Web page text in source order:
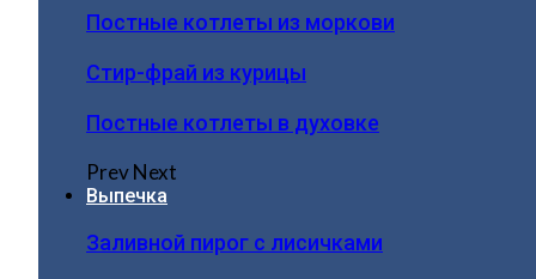
Постные котлеты из моркови
Стир-фрай из курицы
Постные котлеты в духовке
PrevNext
Выпечка
Заливной пирог с лисичками